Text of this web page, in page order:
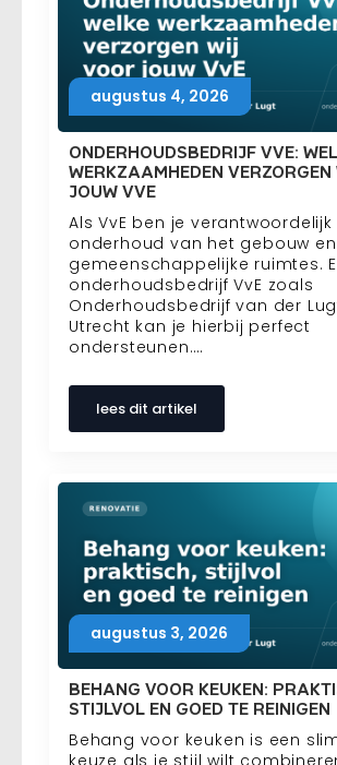
ONDERHOUDSBEDRIJF VVE:
WERKZAAMHEDEN VERZORGEN
JOUW VVE
augustus 4, 2026
Als VvE ben je
onderhoud van het gebouw
gemeenschappelijke ruimtes.
onderhoudsbedrijf VvE zoals
Onderhoudsbedrijf van der
Utrecht kan je hierbij perfect
ondersteunen.…
lees dit artikel
BEHANG VOOR KEUKEN:
STIJLVOL EN GOED TE REINIGEN
augustus 3, 2026
Behang voor keuken is een
keuze als je stijl wilt